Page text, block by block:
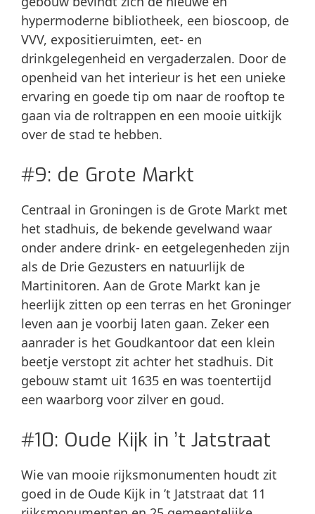
hypermoderne bibliotheek, een bioscoop, de
VVV, expositieruimten, eet- en
drinkgelegenheid en vergaderzalen. Door de
openheid van het interieur is het een unieke
ervaring en goede tip om naar de rooftop te
gaan via de roltrappen en een mooie uitkijk
over de stad te hebben.
#9: de Grote Markt
Centraal in Groningen is de Grote Markt met
het stadhuis, de bekende gevelwand waar
onder andere drink- en eetgelegenheden zijn
als de Drie Gezusters en natuurlijk de
Martinitoren. Aan de Grote Markt kan je
heerlijk zitten op een terras en het Groninger
leven aan je voorbij laten gaan. Zeker een
aanrader is het Goudkantoor dat een klein
beetje verstopt zit achter het stadhuis. Dit
gebouw stamt uit 1635 en was toentertijd
een waarborg voor zilver en goud.
#10: Oude Kijk in ’t Jatstraat
Wie van mooie rijksmonumenten houdt zit
goed in de Oude Kijk in ’t Jatstraat dat 11